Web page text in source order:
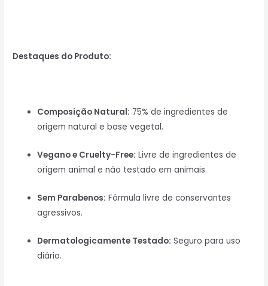
Destaques do Produto:
Composição Natural: 75% de ingredientes de
origem natural e base vegetal.
Vegano e Cruelty-Free: Livre de ingredientes de
origem animal e não testado em animais.
Sem Parabenos: Fórmula livre de conservantes
agressivos.
Dermatologicamente Testado: Seguro para uso
diário.